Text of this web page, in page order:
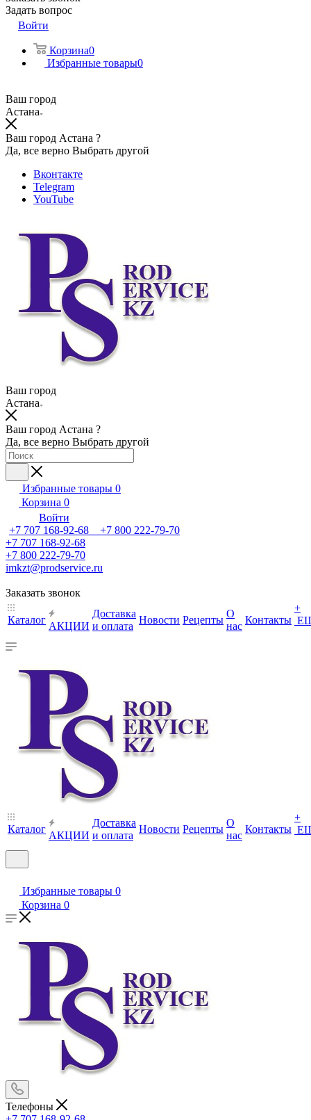
Задать вопрос
Войти
Корзина0
Избранные товары0
Ваш город
Астана
Ваш город Астана ?
Да, все верно Выбрать другой
Вконтакте
Telegram
YouTube
Ваш город
Астана
Ваш город Астана ?
Да, все верно Выбрать другой
Избранные товары 0
Корзина 0
Войти
+7 707 168-92-68 +7 800 222-79-70
+7 707 168-92-68
+7 800 222-79-70
imkzt@prodservice.ru
Заказать звонок
Каталог
АКЦИИ
Доставка
и оплата
Новости Рецепты
О
нас
Контакты
+
Каталог
АКЦИИ
Доставка
и оплата
Новости Рецепты
О
нас
Контакты
+
Избранные товары 0
Корзина 0
Телефоны